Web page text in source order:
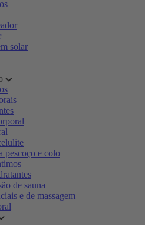
solar
pescoço e colo
de sauna
e de massagem